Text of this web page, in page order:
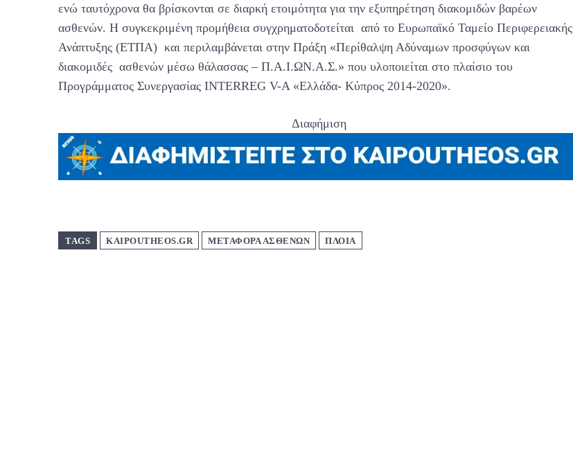
ενώ ταυτόχρονα θα βρίσκονται σε διαρκή ετοιμότητα για την εξυπηρέτηση διακομιδών βαρέων
ασθενών. Η συγκεκριμένη προμήθεια συγχρηματοδοτείται από το Ευρωπαϊκό Ταμείο Περιφερειακής
Ανάπτυξης (ΕΤΠΑ) και περιλαμβάνεται στην Πράξη «Περίθαλψη Αδύναμων προσφύγων και
διακομιδές ασθενών μέσω θάλασσας – Π.Α.Ι.ΩΝ.Α.Σ.» που υλοποιείται στο πλαίσιο του
Προγράμματος Συνεργασίας INTERREG V-A «Ελλάδα- Κύπρος 2014-2020».
Διαφήμιση
TAGS KAIPOUTHEOS.GR ΜΕΤΑΦΟΡΑ ΑΣΘΕΝΩΝ ΠΛΟΙΑ